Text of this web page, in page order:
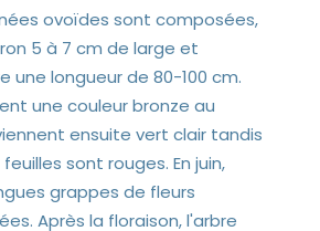
ovoïdes sont composées,
5 à 7 cm de large et
une longueur de 80-100 cm.
une couleur bronze au
ensuite vert clair tandis
sont rouges. En juin,
grappes de fleurs
Après la floraison, l'arbre